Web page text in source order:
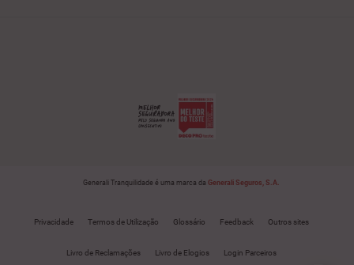
Generali Tranquilidade é uma marca da Generali Seguros, S.A.
Privacidade Termos de Utilização Glossário Feedback Outros sites
Livro de Reclamações Livro de Elogios Login Parceiros